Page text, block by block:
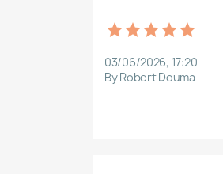
03/06/2026, 17:20
By Robert Douma